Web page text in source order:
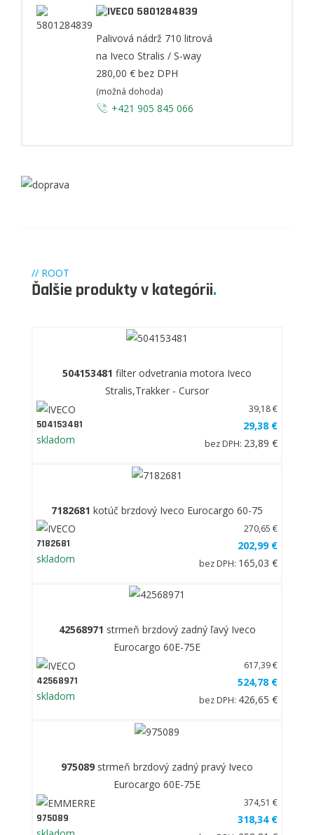
5801284839
Palivová nádrž 710 litrová
na Iveco Stralis / S-way
280,00 € bez DPH
(možná dohoda)
+421 905 845 066
// ROOT
Ďalšie produkty v kategórii.
504153481 filter odvetrania motora Iveco
Stralis,Trakker - Cursor
504153481
skladom
39,18 €
29,38 €
bez DPH: 23,89 €
7182681 kotúč brzdový Iveco Eurocargo 60-75
7182681
skladom
270,65 €
202,99 €
bez DPH: 165,03 €
42568971 strmeň brzdový zadný ľavý Iveco
Eurocargo 60E-75E
42568971
skladom
617,39 €
524,78 €
bez DPH: 426,65 €
975089 strmeň brzdový zadný pravý Iveco
Eurocargo 60E-75E
975089
374,51 €
318,34 €